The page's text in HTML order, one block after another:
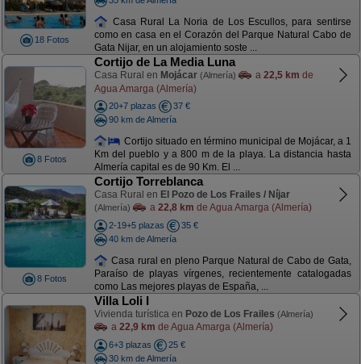
18 Fotos
Casa Rural La Noria de Los Escullos, para sentirse
como en casa en el Corazón del Parque Natural Cabo de
Gata Nijar, en un alojamiento soste ...
8 Fotos
Cortijo de La Media Luna
Casa Rural en Mojácar (Almería) a 22,5 km de
Agua Amarga (Almería)
20+7 plazas
37 €
90 km de Almería
Cortijo situado en término municipal de Mojácar, a 1
Km del pueblo y a 800 m de la playa. La distancia hasta
Almería capital es de 90 Km. El ...
8 Fotos
Cortijo Torreblanca
Casa Rural en El Pozo de Los Frailes / Níjar
(Almería) a 22,8 km de Agua Amarga (Almería)
2-19+5 plazas
35 €
40 km de Almería
Casa rural en pleno Parque Natural de Cabo de Gata,
Paraíso de playas vírgenes, recientemente catalogadas
como Las mejores playas de España, ...
Villa Loli I
Vivienda turística en Pozo de Los Frailes (Almería)
a 22,9 km de Agua Amarga (Almería)
6+3 plazas
25 €
30 km de Almería